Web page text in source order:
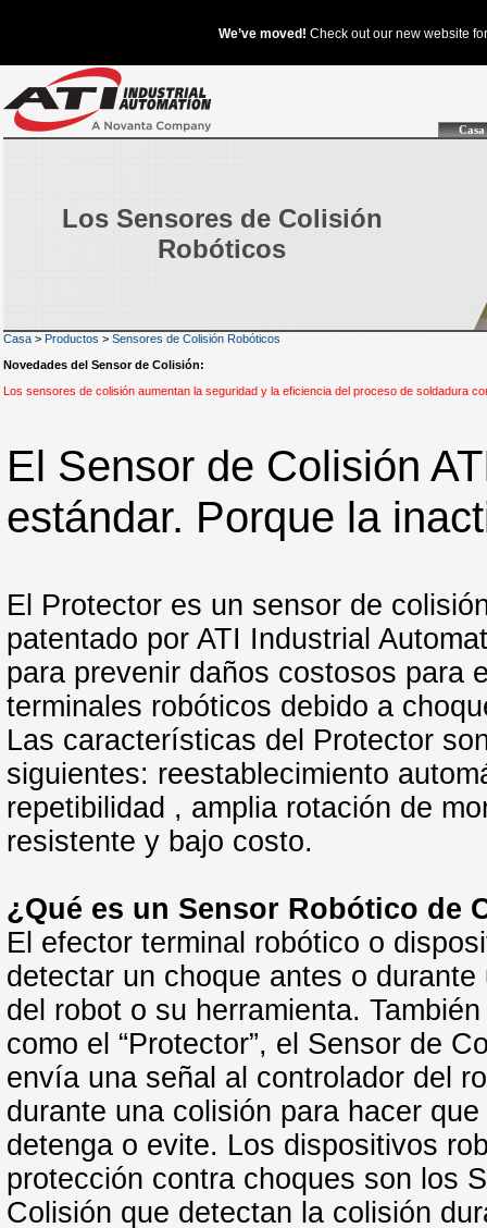
Casa
Los Sensores de Colisión
Robóticos
Casa > Productos > Sensores de Colisión Robóticos
Novedades del Sensor de Colisión:
Los sensores de colisión aumentan la seguridad y la eficiencia del proceso de soldadura
El Sensor de Colisión
estándar. Porque la
El Protector es un sensor de
patentado por ATI Industrial
para prevenir daños costosos para
terminales robóticos debido a
Las características del Protector
siguientes: reestablecimiento
repetibilidad , amplia rotación de
resistente y bajo costo.
¿Qué es un Sensor Robótico de
El efector terminal robótico o
detectar un choque antes o durante
del robot o su herramienta.
como el “Protector”, el Sensor de
envía una señal al controlador del
durante una colisión para hacer
detenga o evite. Los dispositivos
protección contra choques son los
Colisión que detectan la colisión